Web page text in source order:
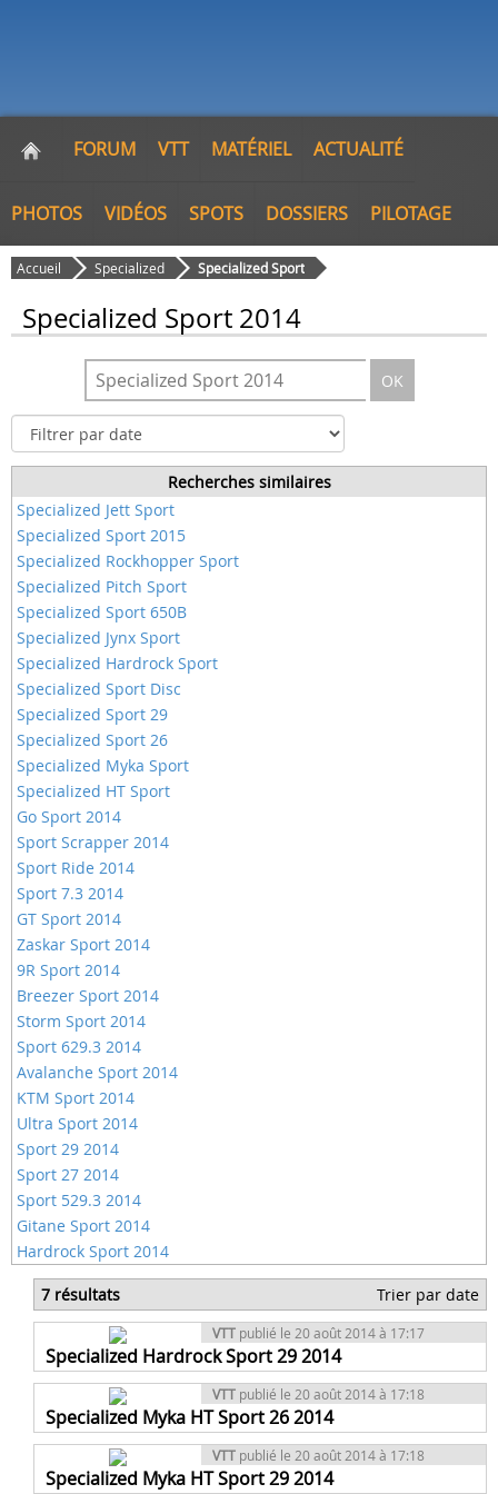
FORUM VTT MATÉRIEL ACTUALITÉ
PHOTOS VIDÉOS SPOTS DOSSIERS PILOTAGE
Accueil Specialized Specialized Sport
Specialized Sport 2014
OK
Recherches similaires
Specialized Jett Sport
Specialized Sport 2015
Specialized Rockhopper Sport
Specialized Pitch Sport
Specialized Sport 650B
Specialized Jynx Sport
Specialized Hardrock Sport
Specialized Sport Disc
Specialized Sport 29
Specialized Sport 26
Specialized Myka Sport
Specialized HT Sport
Go Sport 2014
Sport Scrapper 2014
Sport Ride 2014
Sport 7.3 2014
GT Sport 2014
Zaskar Sport 2014
9R Sport 2014
Breezer Sport 2014
Storm Sport 2014
Sport 629.3 2014
Avalanche Sport 2014
KTM Sport 2014
Ultra Sport 2014
Sport 29 2014
Sport 27 2014
Sport 529.3 2014
Gitane Sport 2014
Hardrock Sport 2014
7 résultats Trier par date
VTT publié le 20 août 2014 à 17:17
Specialized Hardrock Sport 29 2014
VTT publié le 20 août 2014 à 17:18
Specialized Myka HT Sport 26 2014
VTT publié le 20 août 2014 à 17:18
Specialized Myka HT Sport 29 2014